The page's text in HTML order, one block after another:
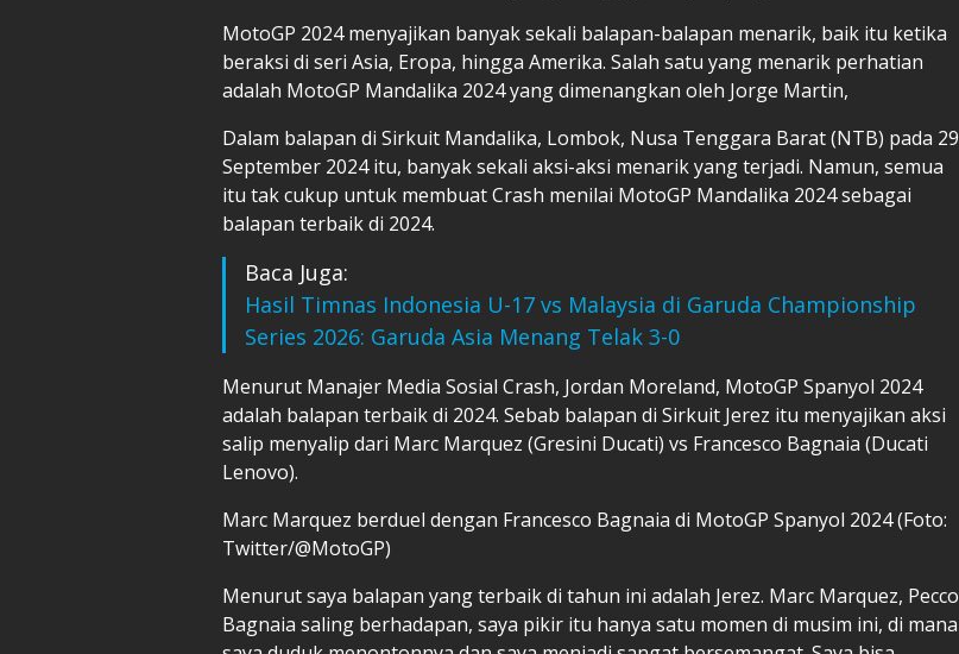
MotoGP 2024 menyajikan banyak sekali balapan-balapan menarik, baik itu ketika
beraksi di seri Asia, Eropa, hingga Amerika. Salah satu yang menarik perhatian
adalah MotoGP Mandalika 2024 yang dimenangkan oleh Jorge Martin,
Dalam balapan di Sirkuit Mandalika, Lombok, Nusa Tenggara Barat (NTB) pada 29
September 2024 itu, banyak sekali aksi-aksi menarik yang terjadi. Namun, semua
itu tak cukup untuk membuat Crash menilai MotoGP Mandalika 2024 sebagai
balapan terbaik di 2024.
Baca Juga:
Hasil Timnas Indonesia U-17 vs Malaysia di Garuda Championship
Series 2026: Garuda Asia Menang Telak 3-0
Menurut Manajer Media Sosial Crash, Jordan Moreland, MotoGP Spanyol 2024
adalah balapan terbaik di 2024. Sebab balapan di Sirkuit Jerez itu menyajikan aksi
salip menyalip dari Marc Marquez (Gresini Ducati) vs Francesco Bagnaia (Ducati
Lenovo).
Marc Marquez berduel dengan Francesco Bagnaia di MotoGP Spanyol 2024 (Foto:
Twitter/@MotoGP)
Menurut saya balapan yang terbaik di tahun ini adalah Jerez. Marc Marquez, Pecco
Bagnaia saling berhadapan, saya pikir itu hanya satu momen di musim ini, di mana